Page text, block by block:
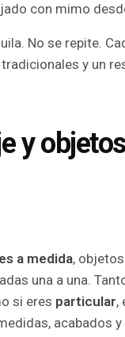
con mimo
No se repite.
y un
y
a medida,
una a una.
si eres particular,
acabados y